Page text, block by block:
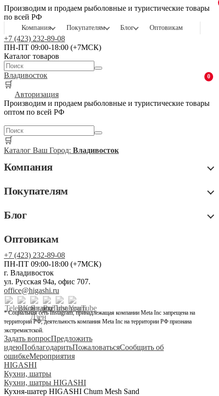
Производим и продаем рыболовные и туристические товары
по всей РФ
Компания Покупателям Блог Оптовикам
+7 (423) 232-89-08
ПН-ПТ 09:00-18:00 (+7МСК)
Каталог товаров
Владивосток
🛒
0
Авторизация
Производим и продаем рыболовные и туристические товары
оптом по всей РФ
🛒
Каталог Ваш Город: Владивосток
Компания
Покупателям
Блог
Оптовикам
+7 (423) 232-89-08
ПН-ПТ 09:00-18:00 (+7МСК)
г. Владивосток
ул. Русская 94а, офис 707.
office@higashi.ru
* Социальная сеть Instagram, принадлежащая компании Meta Inc запрещена на
территории РФ, деятельность компания Meta Inc на территории РФ признана
экстремистской.
Задать вопросПредложить
идеюПоблагодаритьПожаловатьсяСообщить об
ошибкеМероприятия
HIGASHI
Кухни, шатры
Кухни, шатры HIGASHI
Кухня-шатер HIGASHI Chum Mesh Sand